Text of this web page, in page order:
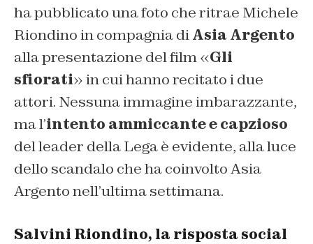
ha pubblicato una foto che ritrae Michele
Riondino in compagnia diAsia Argento
alla presentazione del film «Gli
sfiorati» in cui hanno recitato i due
attori. Nessuna immagine imbarazzante,
ma l’intento ammiccante e capzioso
del leader della Lega è evidente, alla luce
dello scandalo che ha coinvolto Asia
Argento nell’ultima settimana.
Salvini Riondino, la risposta social